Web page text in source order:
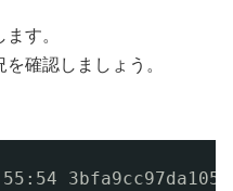
す。
確認しましょう。